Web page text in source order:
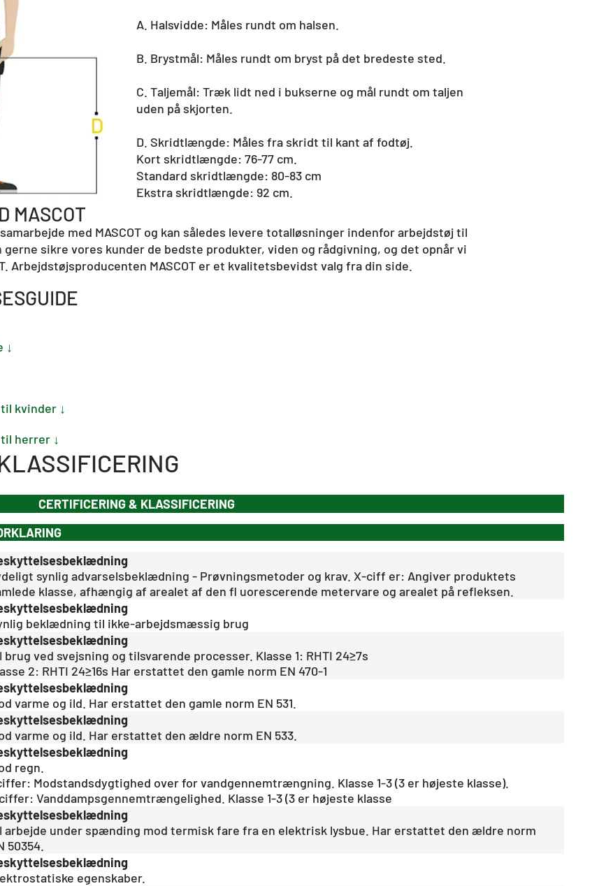
A. Halsvidde: Måles rundt om halsen.
B. Brystmål: Måles rundt om bryst på det bredeste sted.
C. Taljemål: Træk lidt ned i bukserne og mål rundt om taljen
uden på skjorten.
D. Skridtlængde: Måles fra skridt til kant af fodtøj.
Kort skridtlængde: 76-77 cm.
Standard skridtlængde: 80-83 cm
Ekstra skridtlængde: 92 cm.
MASCOT
med MASCOT og kan således levere totalløsninger indenfor arbejdstøj til
gerne sikre vores kunder de bedste produkter, viden og rådgivning, og det opnår vi
Arbejdstøjsproducenten MASCOT er et kvalitetsbevidst valg fra din side.
↓
kvinder ↓
herrer ↓
CERTIFICERING & KLASSIFICERING
synlig advarselsbeklædning - Prøvningsmetoder og krav. X-ciff er: Angiver produktets
klasse, afhængig af arealet af den fl uorescerende metervare og arealet på refleksen.
beklædning til ikke-arbejdsmæssig brug
brug ved svejsning og tilsvarende processer. Klasse 1: RHTI 24≥7s
2: RHTI 24≥16s Har erstattet den gamle norm EN 470-1
varme og ild. Har erstattet den gamle norm EN 531.
varme og ild. Har erstattet den ældre norm EN 533.
regn.
Modstandsdygtighed over for vandgennemtrængning. Klasse 1-3 (3 er højeste klasse).
Vanddampsgennemtrængelighed. Klasse 1-3 (3 er højeste klasse
arbejde under spænding mod termisk fare fra en elektrisk lysbue. Har erstattet den ældre norm
50354.
egenskaber.